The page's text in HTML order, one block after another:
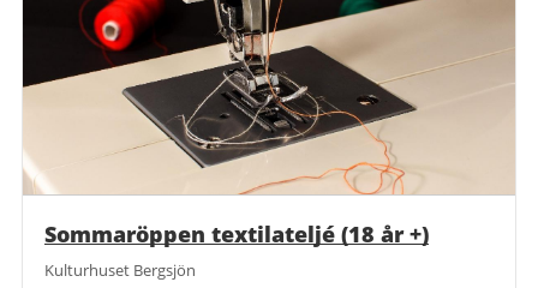
Sommaröppen textilateljé (18 år +)
Kulturhuset Bergsjön